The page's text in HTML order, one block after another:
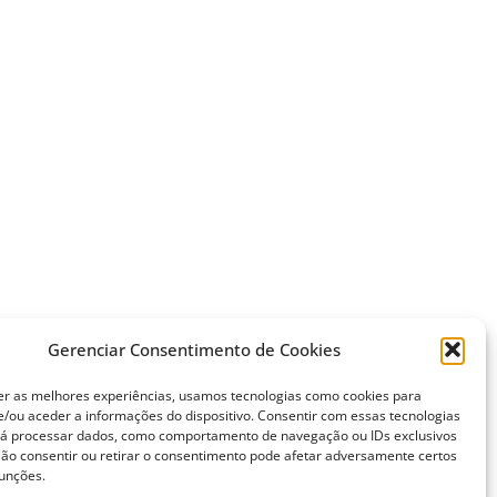
Gerenciar Consentimento de Cookies
as melhores experiências, usamos tecnologias como cookies para
ou aceder a informações do dispositivo. Consentir com essas tecnologias
processar dados, como comportamento de navegação ou IDs exclusivos
consentir ou retirar o consentimento pode afetar adversamente certos